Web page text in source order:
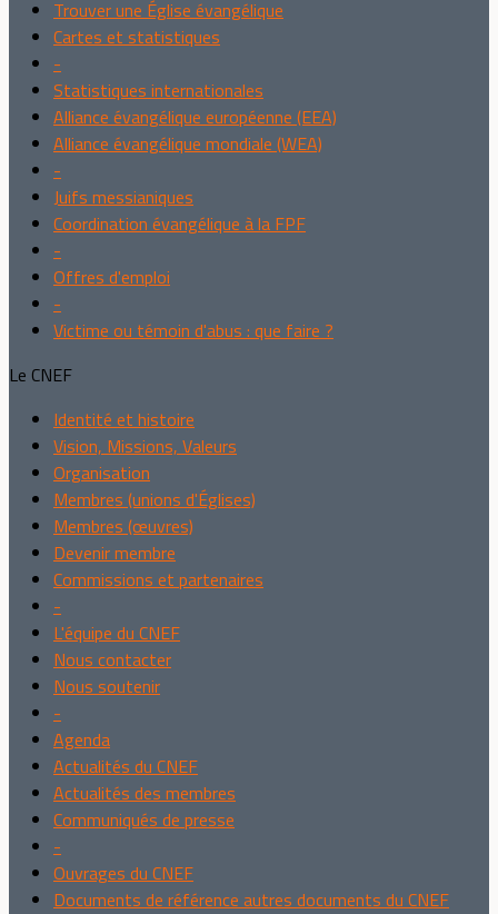
Trouver une Église évangélique
Cartes et statistiques
-
Statistiques internationales
Alliance évangélique européenne (EEA)
Alliance évangélique mondiale (WEA)
-
Juifs messianiques
Coordination évangélique à la FPF
-
Offres d'emploi
-
Victime ou témoin d'abus : que faire ?
Le CNEF
Identité et histoire
Vision, Missions, Valeurs
Organisation
Membres (unions d'Églises)
Membres (œuvres)
Devenir membre
Commissions et partenaires
-
L'équipe du CNEF
Nous contacter
Nous soutenir
-
Agenda
Actualités du CNEF
Actualités des membres
Communiqués de presse
-
Ouvrages du CNEF
Documents de référence autres documents du CNEF